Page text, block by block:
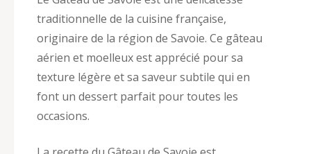
traditionnelle de la cuisine française,
originaire de la région de Savoie. Ce gâteau
aérien et moelleux est apprécié pour sa
texture légère et sa saveur subtile qui en
font un dessert parfait pour toutes les
occasions.